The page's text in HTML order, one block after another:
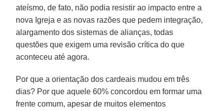
ateísmo, de fato, não podia resistir ao impacto entre a
nova Igreja e as novas razões que pedem integração,
alargamento dos sistemas de alianças, todas
questões que exigem uma revisão crítica do que
aconteceu até agora.
Por que a orientação dos cardeais mudou em três
dias? Por que aquele 60% concordou em formar uma
frente comum, apesar de muitos elementos